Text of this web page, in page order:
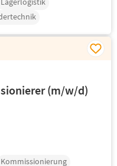
(m/w/d)
Kommissionierung